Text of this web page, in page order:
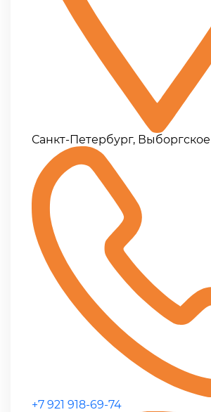
Санкт-Петербург,
+7 921 918-69-74